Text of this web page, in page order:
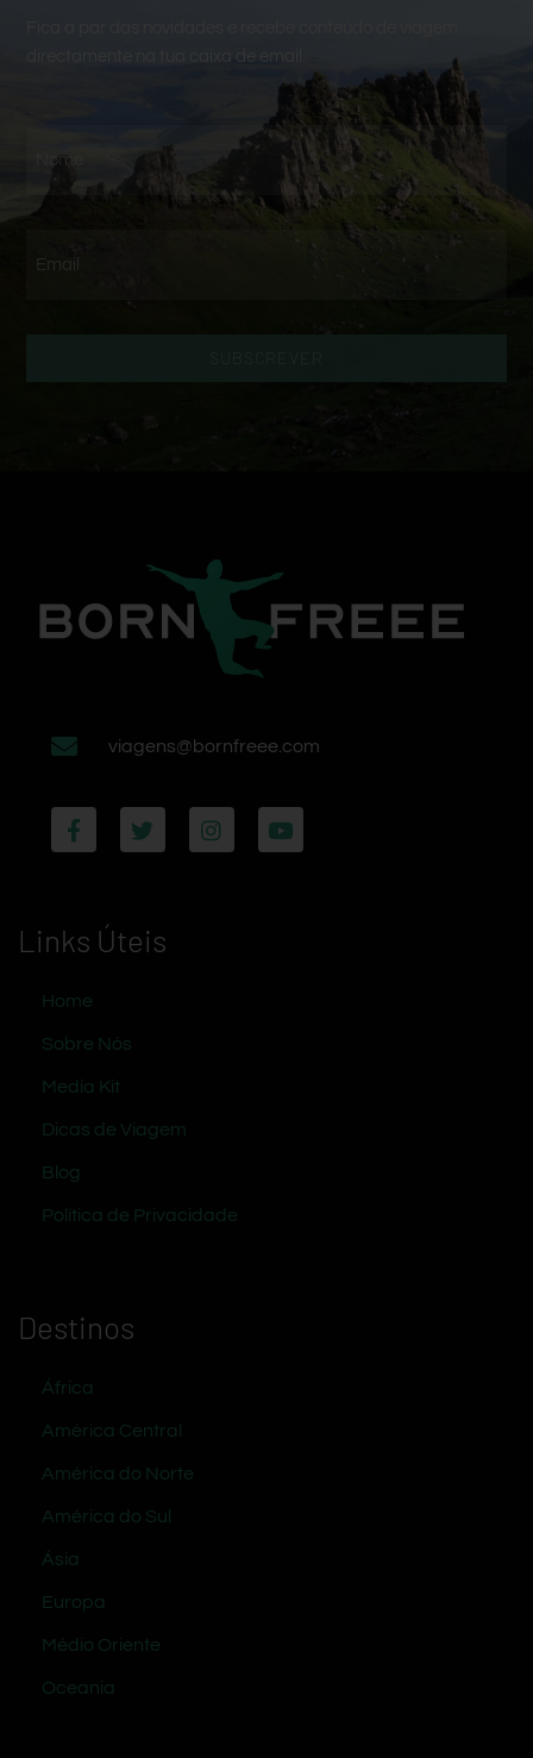
directamente na tua caixa de email.
viagens@bornfreee.com
Links Úteis
Home
Sobre Nós
Media Kit
Dicas de Viagem
Blog
Política de Privacidade
Destinos
África
América Central
América do Norte
América do Sul
Ásia
Europa
Médio Oriente
Oceania